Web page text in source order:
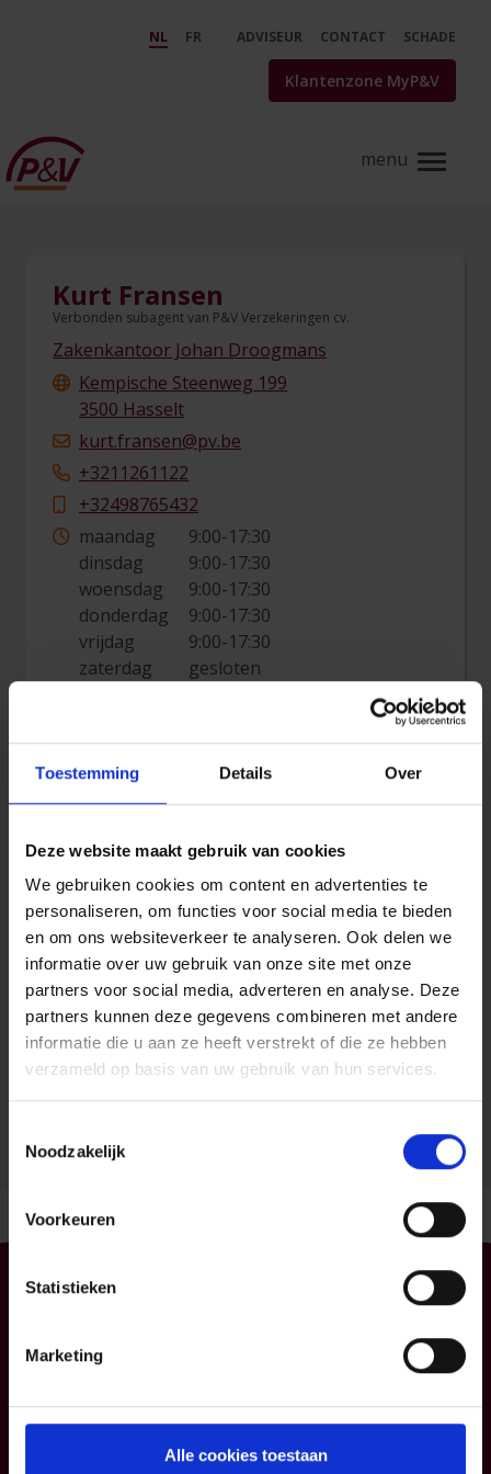
Toestemming Details Over
Deze website maakt gebruik van cookies
We gebruiken cookies om content en advertenties te
personaliseren, om functies voor social media te bieden
en om ons websiteverkeer te analyseren. Ook delen we
informatie over uw gebruik van onze site met onze
partners voor social media, adverteren en analyse. Deze
partners kunnen deze gegevens combineren met andere
informatie die u aan ze heeft verstrekt of die ze hebben
verzameld op basis van uw gebruik van hun services.
Noodzakelijk
Voorkeuren
Statistieken
Marketing
Alle cookies toestaan
find an agent - detail - P&amp;V
NL FR ADVISEUR CONTACT SCHADE
Klantenzone MyP&V
Kurt Fransen
Verbonden subagent van P&V Verzekeringen cv.
Zakenkantoor Johan Droogmans
Kempische Steenweg 199
3500 Hasselt
kurt.fransen@pv.be
+3211261122
+32498765432
maandag
9:00-17:30
dinsdag
9:00-17:30
woensdag
9:00-17:30
donderdag
9:00-17:30
vrijdag
9:00-17:30
zaterdag
gesloten
Maak een afspraak
Johan Droogmans
Kurt Fransen
Nico Dewil
Eric Peeters
Find another agent
Mark as preferred
Particulier
gezin
Verzekeringspacks